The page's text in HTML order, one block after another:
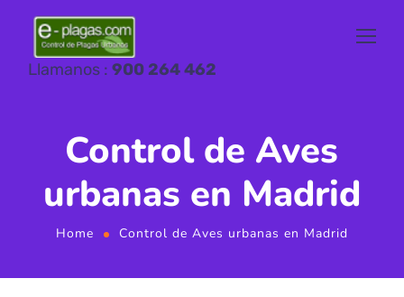
Llamanos : 900 264 462
Control de Aves
urbanas en Madrid
Home Control de Aves urbanas en Madrid